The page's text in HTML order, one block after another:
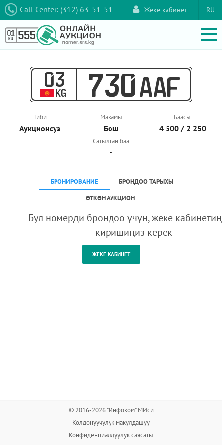
Call Center: (312) 63-51-51 RU
Жеке кабинет
03
KG 730 AAF
Тиби
Аукционcуз
Макамы
Бош
Баасы
4 500/ 2 250
Сатылган баа
-
БРОНИРОВАНИЕ
БРОНДОО ТАРЫХЫ
ӨТКӨН АУКЦИОН
Бул номерди брондоо үчүн, жеке
киришиңиз керек
© 2016-2026 "Инфоком" МИси
Колдонуучулук макулдашуу
Конфиденциалдуулук саясаты